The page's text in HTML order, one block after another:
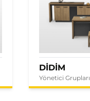
DİDİM
Yönetici Grupları